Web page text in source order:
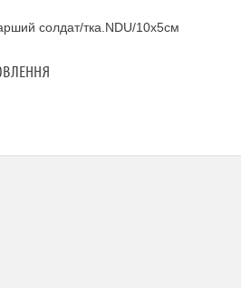
солдат/тка.NDU/10х5см